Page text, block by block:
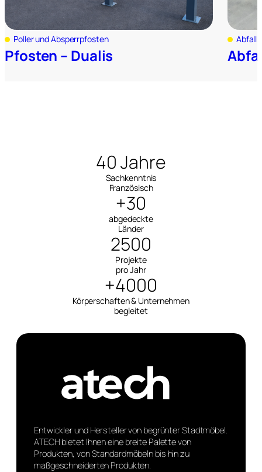
Poller und Absperrpfosten
Pfosten – Dualis
40 Jahre
Sachkenntnis
Französisch
+30
abgedeckte
Länder
2500
Projekte
pro Jahr
+4000
Körperschaften & Unternehmen
begleitet
Entwickler und Hersteller von begrünter Stadtmöbel.
ATECH bietet Ihnen eine breite Palette von
Produkten, von Standardmöbeln bis hin zu
maßgeschneiderten Produkten.